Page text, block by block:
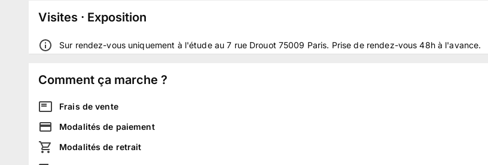
Visites · Exposition
Sur rendez-vous uniquement à l'étude au 7 rue Drouot 75009 Paris. Prise de rendez-vous 48h à l'avance.
Comment ça marche ?
Frais de vente
Modalités de paiement
Modalités de retrait